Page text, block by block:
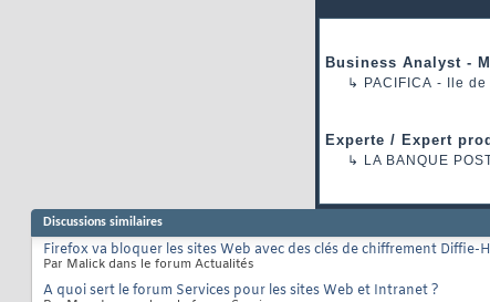
Business Analyst -
↳ PACIFICA - Ile de
Experte / Expert
↳ LA BANQUE
Discussions similaires
Firefox va bloquer les sites Web avec des clés de chiffrement Diffie-
Par Malick dans le forum Actualités
A quoi sert le forum Services pour les sites Web et Intranet ?